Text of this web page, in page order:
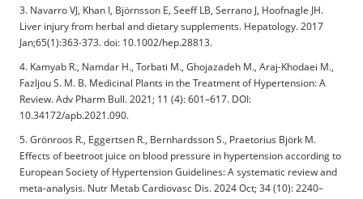
3. Navarro VJ, Khan I, Björnsson E, Seeff LB, Serrano J, Hoofnagle JH.
Liver injury from herbal and dietary supplements. Hepatology. 2017
Jan;65(1):363-373. doi: 10.1002/hep.28813.
4. Kamyab R., Namdar H., Torbati M., Ghojazadeh M., Araj-Khodaei M.,
Fazljou S. M. B. Medicinal Plants in the Treatment of Hypertension: A
Review. Adv Pharm Bull. 2021; 11 (4): 601–617. DOI:
10.34172/apb.2021.090.
5. Grönroos R., Eggertsen R., Bernhardsson S., Praetorius Björk M.
Effects of beetroot juice on blood pressure in hypertension according to
European Society of Hypertension Guidelines: A systematic review and
meta-analysis. Nutr Metab Cardiovasc Dis. 2024 Oct; 34 (10): 2240–